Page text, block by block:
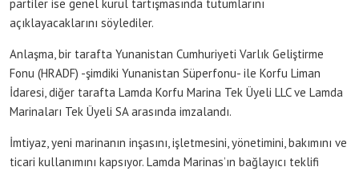
partiler ise genel kurul tartışmasında tutumlarını
açıklayacaklarını söylediler.
Anlaşma, bir tarafta Yunanistan Cumhuriyeti Varlık Geliştirme
Fonu (HRADF) -şimdiki Yunanistan Süperfonu- ile Korfu Liman
İdaresi, diğer tarafta Lamda Korfu Marina Tek Üyeli LLC ve Lamda
Marinaları Tek Üyeli SA arasında imzalandı.
İmtiyaz, yeni marinanın inşasını, işletmesini, yönetimini, bakımını ve
ticari kullanımını kapsıyor. Lamda Marinas’ın bağlayıcı teklifi